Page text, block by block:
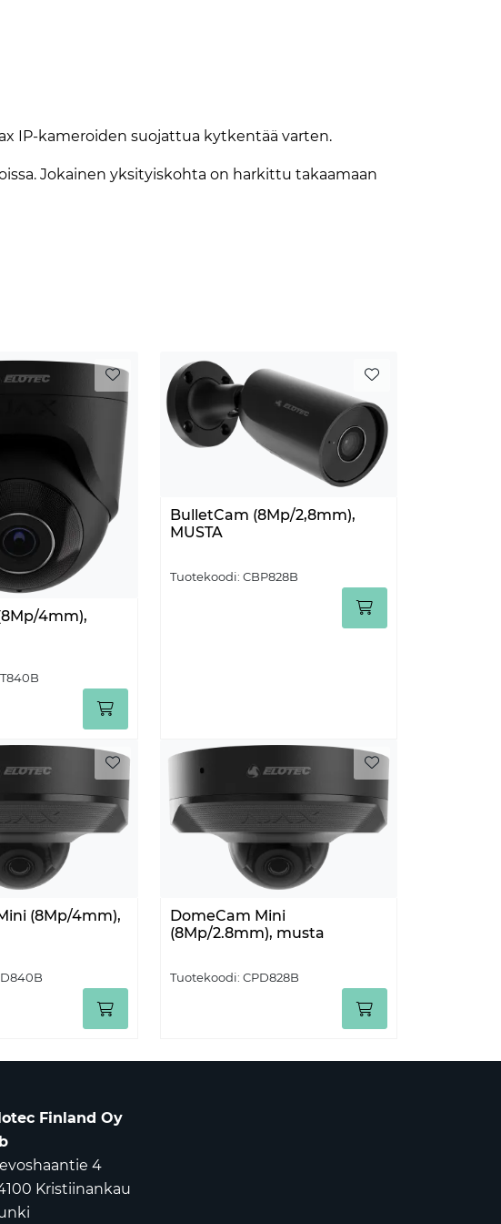
IP-kameroiden suojattua kytkentää varten.
Jokainen yksityiskohta on harkittu takaamaan
4mm),
BulletCam (8Mp/2,8mm),
MUSTA
Tuotekoodi: CBP828B
(8Mp/4mm),
DomeCam Mini
(8Mp/2.8mm), musta
Tuotekoodi: CPD828B
Finland Oy
4
Kristiinankau